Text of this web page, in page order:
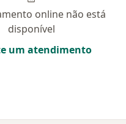
online não está
disponível
um atendimento